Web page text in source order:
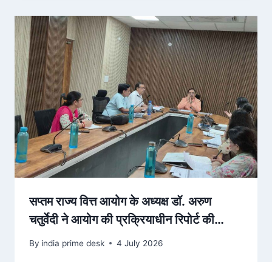
सप्तम राज्य वित्त आयोग के अध्यक्ष डॉ. अरुण
चतुर्वेदी ने आयोग की प्रक्रियाधीन रिपोर्ट की
प्रगति की समीक्षा की
By india prime desk 4 July 2026